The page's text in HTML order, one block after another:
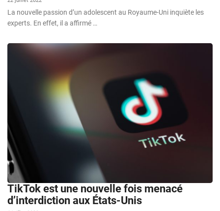
La nouvelle passion d’un adolescent au Royaume-Uni inquiète les
experts. En effet, il a affirmé …
TikTok est une nouvelle fois menacé
d’interdiction aux États-Unis